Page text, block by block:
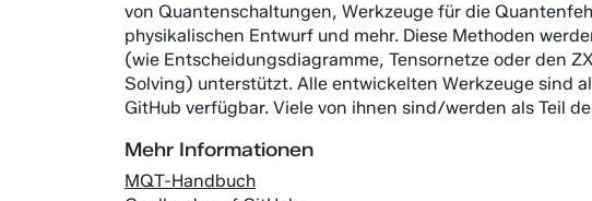
von Quantenschaltungen, Werkzeuge für die
physikalischen Entwurf und mehr. Diese Methoden
(wie Entscheidungsdiagramme, Tensornetze oder den
Solving) unterstützt. Alle entwickelten Werkzeuge sind
GitHub verfügbar. Viele von ihnen sind/werden als Teil
Mehr Informationen
MQT-Handbuch